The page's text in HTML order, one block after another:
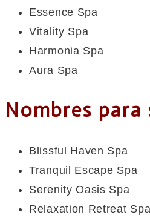
Essence Spa
Vitality Spa
Harmonia Spa
Aura Spa
Nombres
Blissful Haven Spa
Tranquil Escape Spa
Serenity Oasis Spa
Relaxation Retreat Spa